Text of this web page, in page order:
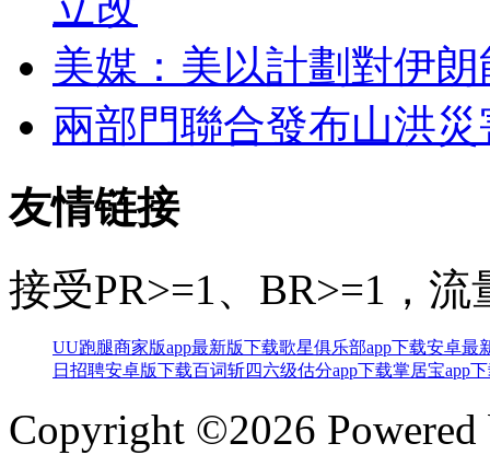
美媒：美以計劃對伊
兩部門聯合發布山洪
友情链接
接受PR>=1、BR>=1，
UU跑腿商家版app最新版下载歌星俱乐部app下载安卓最
日招聘安卓版下载百词斩四六级估分app下载掌居宝app
Copyright ©2026